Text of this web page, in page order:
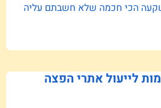
הכי חכמה שלא חשבתם עליה
לייעול אתרי הפצה